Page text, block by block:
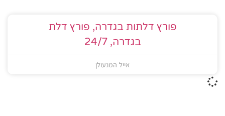
פורץ דלתות בגדרה, פורץ דלת
בגדרה, 24/7
אייל המנעולן